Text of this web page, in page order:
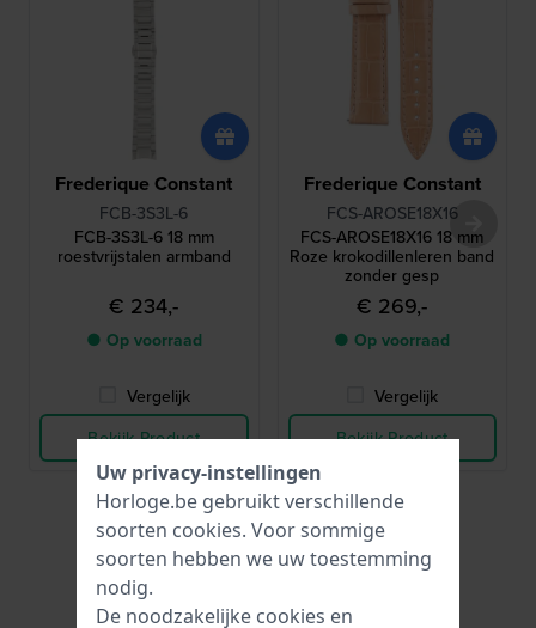
Frederique Constant
FCB-3S3L-6
FCB-3S3L-6 18 mm
roestvrijstalen armband
€ 234,-
● Op voorraad
Vergelijk
Bekijk Product
Frederique Constant
FCS-AROSE18X16
FCS-AROSE18X16 18 mm
Roze krokodillenleren band
zonder gesp
€ 269,-
● Op voorraad
Vergelijk
Bekijk Product
Alle passende merkbanden
Uw privacy-instellingen
Horloge.be gebruikt verschillende
soorten cookies. Voor sommige
soorten hebben we uw toestemming
nodig.
De noodzakelijke cookies en